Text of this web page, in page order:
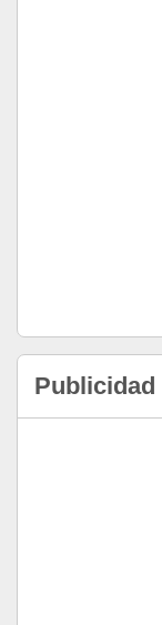
Publicidad